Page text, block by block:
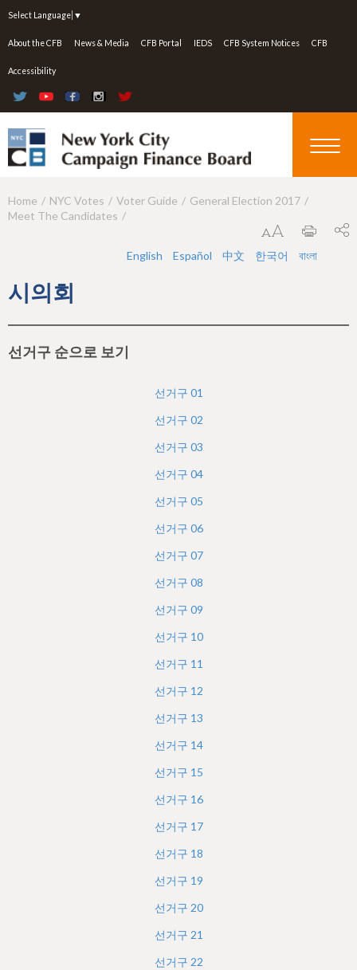
Select Language ▼
About the CFB News & Media CFB Portal IEDS CFB System Notices CFB
Accessibility
Y
a
h
Home NYC Votes Voter Guide
General Election 2017
Meet The Candidates
English Español 中文 한국어 বাংলা
시의회
선거구 순으로 보기
선거구 01
선거구 02
선거구 03
선거구 04
선거구 05
선거구 06
선거구 07
선거구 08
선거구 09
선거구 10
선거구 11
선거구 12
선거구 13
선거구 14
선거구 15
선거구 16
선거구 17
선거구 18
선거구 19
선거구 20
선거구 21
선거구 22